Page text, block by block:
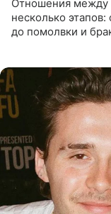
Отношения
несколько
до помолвки и